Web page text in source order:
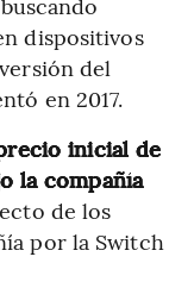
dispositivos
del
en 2017.
inicial de
la compañía
de los
por la Switch